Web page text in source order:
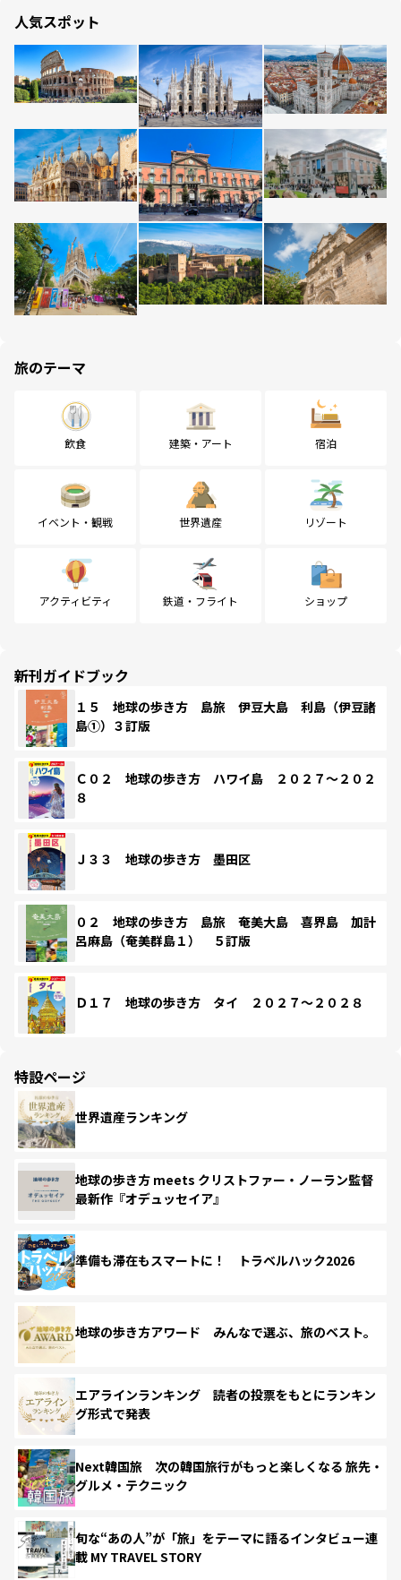
人気スポット
旅のテーマ
飲食 建築・アート 宿泊
イベント・観戦 世界遺産 リゾート
アクティビティ 鉄道・フライト ショップ
新刊ガイドブック
１５ 地球の歩き方 島旅 伊豆大島 利島（伊豆諸
島①）３訂版
Ｃ０２ 地球の歩き方 ハワイ島 ２０２７～２０２
８
Ｊ３３ 地球の歩き方 墨田区
０２ 地球の歩き方 島旅 奄美大島 喜界島 加計
呂麻島（奄美群島１） ５訂版
Ｄ１７ 地球の歩き方 タイ ２０２７～２０２８
特設ページ
世界遺産ランキング
地球の歩き方 meets クリストファー・ノーラン監督
最新作『オデュッセイア』
準備も滞在もスマートに！ トラベルハック2026
地球の歩き方アワード みんなで選ぶ、旅のベスト。
エアラインランキング 読者の投票をもとにランキン
グ形式で発表
Next韓国旅 次の韓国旅行がもっと楽しくなる 旅先・
グルメ・テクニック
旬な“あの人”が「旅」をテーマに語るインタビュー連
載 MY TRAVEL STORY